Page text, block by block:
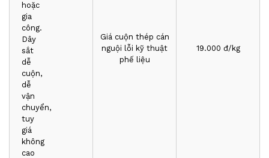
hoặc
gia
công.
Dây
sắt
dễ
cuộn,
dễ
vận
chuyển,
tuy
giá
không
cao
Giá cuộn thép cán
nguội lỗi kỹ thuật
phế liệu
19.000 đ/kg